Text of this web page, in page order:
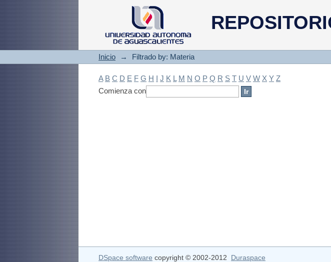
Filtrado by: Materia
Inicio → Filtrado by: Materia
A B C D E F G H I J K L M N O P Q R S T U V W X Y Z
Comienza con
DSpace software copyright © 2002-2012 Duraspace